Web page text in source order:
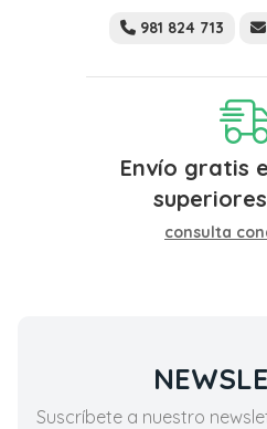
981 824 713
Envío gratis
consulta
Suscríbete a nuestro